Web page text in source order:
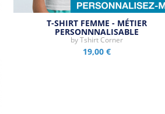
T-SHIRT FEMME - MÉTIER
PERSONNNALISABLE
byTshirt Corner
19,00 €